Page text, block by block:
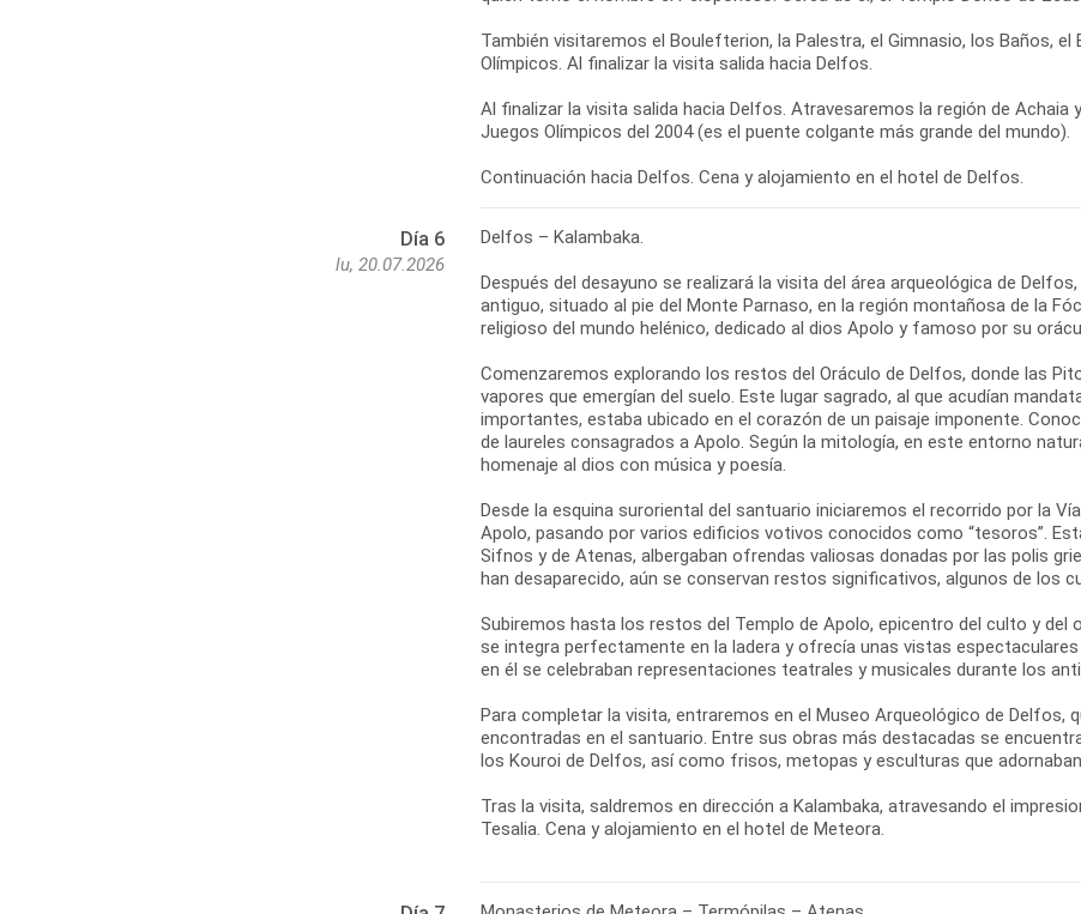
También visitaremos el Boulefterion, la Palestra, el Gimnasio, los Baños,
Olímpicos. Al finalizar la visita salida hacia Delfos.
Al finalizar la visita salida hacia Delfos. Atravesaremos la región de
Juegos Olímpicos del 2004 (es el puente colgante más grande del mundo).
Continuación hacia Delfos. Cena y alojamiento en el hotel de Delfos.
Día 6
lu, 20.07.2026
Delfos – Kalambaka.
Después del desayuno se realizará la visita del área arqueológica de
antiguo, situado al pie del Monte Parnaso, en la región montañosa de la
religioso del mundo helénico, dedicado al dios Apolo y famoso por su
Comenzaremos explorando los restos del Oráculo de Delfos, donde las
vapores que emergían del suelo. Este lugar sagrado, al que acudían
importantes, estaba ubicado en el corazón de un paisaje imponente.
de laureles consagrados a Apolo. Según la mitología, en este entorno
homenaje al dios con música y poesía.
Desde la esquina suroriental del santuario iniciaremos el recorrido por la
Apolo, pasando por varios edificios votivos conocidos como “tesoros”.
Sifnos y de Atenas, albergaban ofrendas valiosas donadas por las polis
han desaparecido, aún se conservan restos significativos, algunos de los
Subiremos hasta los restos del Templo de Apolo, epicentro del culto y del
se integra perfectamente en la ladera y ofrecía unas vistas
en él se celebraban representaciones teatrales y musicales durante los
Para completar la visita, entraremos en el Museo Arqueológico de Delfos,
encontradas en el santuario. Entre sus obras más destacadas se
los Kouroi de Delfos, así como frisos, metopas y esculturas que
Tras la visita, saldremos en dirección a Kalambaka, atravesando el
Tesalia. Cena y alojamiento en el hotel de Meteora.